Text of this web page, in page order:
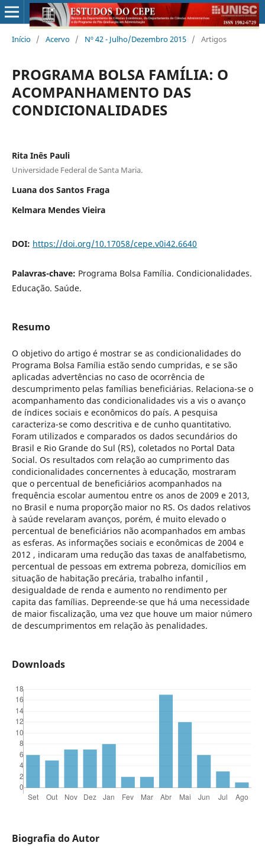
Início / Acervo / Nº 42 - Julho/Dezembro 2015 / Artigos
PROGRAMA BOLSA FAMÍLIA: O
ACOMPANHAMENTO DAS
CONDICIONALIDADES
Rita Inês Pauli
Universidade Federal de Santa Maria.
Luana dos Santos Fraga
Kelmara Mendes Vieira
DOI: https://doi.org/10.17058/cepe.v0i42.6640
Palavras-chave: Programa Bolsa Família. Condicionalidades.
Educação. Saúde.
Resumo
O objetivo do artigo é mostrar se as condicionalidades do
Programa Bolsa Família estão sendo cumpridas, e se são
aplicadas advertências no caso de ocorrência de
descumprimento pelas famílias beneficiárias. Relaciona-se o
acompanhamento das condicionalidades vis a vis o avanço
de índices sociais e econômicos do país. A pesquisa
caracteriza-se como descritiva e de cunho quantitativo.
Foram utilizados e comparados os dados secundários do
Brasil e Rio Grande do Sul (RS), coletados no Portal Data
Social. Os resultados com relação ao cumprimento das
condicionalidades concernentes à educação, mostraram
que o percentual de beneficiários acompanhados na
frequência escolar aumentou entre os anos de 2009 e 2013,
no Brasil e numa proporção maior no RS. Os dados relativos
à saúde revelaram avanços, porém, é muito elevado o
percentual de beneficiários não acompanhados em ambas
as esferas. As informações sociais e econômicas de 2004 e
2012 , indicaram uma redução das taxas de analfabetismo,
percentual de pessoas em extrema pobreza, domicílios em
situação de habitação precária, trabalho infantil ,
desigualdade de renda e aumento no rendimento per
capita das famílias. Depreende-se que há uma necessidade
de maior fiscalização, uma vez que houve um maior número
de descumprimentos em relação às penalidades.
Downloads
Biografia do Autor